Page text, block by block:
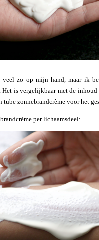
zo op mijn hand, maar ik
is vergelijkbaar met de inhoud
tube zonnebrandcrème voor het
per lichaamsdeel: